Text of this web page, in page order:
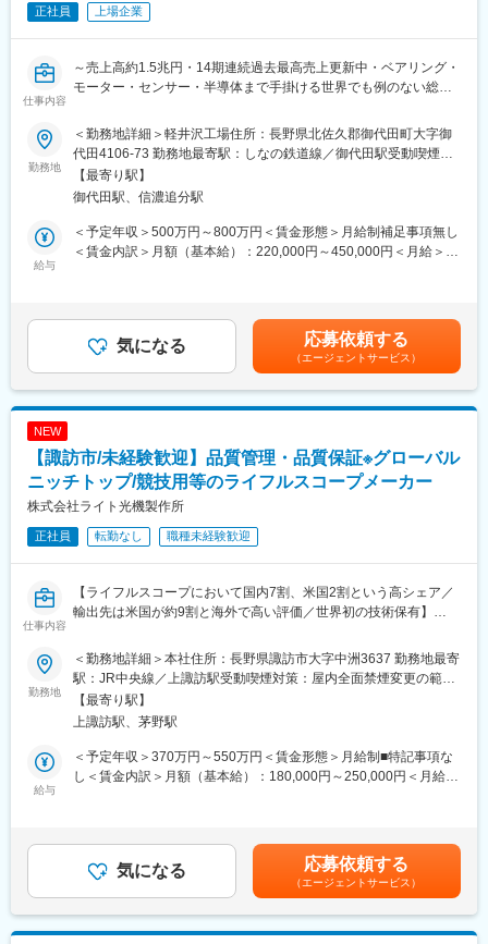
■当社の特徴
使われる)分野で、世界の70%のシェアを誇ります。
◇1998年には従来品との比較で、電機抵抗値を3分の1以下に低減
す。
■扱うサービス
産業機器・自動車・情報機器・医療・宇宙開発事業向けのアルミ
電解コンデンサやスイッチング電源ユニットなど
■組織構成
■教育体制
各種階層別研修やOJT、通信教育補助、語学研修など充実した育
■想定されるキャリアパス
品質保証の専門性を高めるだけでなく、開発や生産管理、グロー
正社員 上場企業
仕事内容
～売上高約1.5兆円・14期連続過去最高売上更新中・ベアリング・
モーター・センサー・半導体まで手掛ける世界でも例のない総合
◆概要：
あなたの経験・スキルに合わせて最適なポジション（部署・業
務）をマッチングさせて頂きます。詳細については面接等の選考
を通じてお伝えしていきます。尚、ご経験に応じて幅広い部門で
選考させて頂きます
・ベアリング工場全体の品質、工程管理の改善業務の推進
・各工場の管理状況の把握と改善のアドバイス、問題工程の指
摘、ベストプラクティスの横展開の推進など
・海外出張を含む、現地での改善指導
◆軽井沢工場について：
モーターなどのマザー工場として、海外の関連部門工場を支援す
ミニチュアボールベアリングは世界No.1のシェアを有する製品で
す。
◆同社の特徴・魅力：～世界最強の「相合」精密部品メーカーへ
～
＜積極的な事業展開＞売上高は、14期連続で過去最高売上を更新
中です。
合」ではなく、「相い合わせる」ことを重視し、自社保有技術を
融合・活用して製品を新たに創出・進化させています。2017年に
類をみない幅広い事業ポートフォリオを構築しています。
＜海外（グローバル）展開＞同社は世界27ヶ国83製造拠点／80営
業拠点を展開しています。グループ全体の売上高に占める海外売
勤務地
＜勤務地詳細＞軽井沢工場住所：長野県北佐久郡御代田町大字御
代田4106-73 勤務地最寄駅：しなの鉄道線／御代田駅受動喫煙対
策：屋内全面禁煙
【最寄り駅】
御代田駅、信濃追分駅
給与
＜予定年収＞500万円～800万円＜賃金形態＞月給制補足事項無し
＜賃金内訳＞月額（基本給）：220,000円～450,000円＜月給＞
あくまでも目安の金額であり、選考を通じて上下する可能性があ
ります。月給(月額)は固定手当を含めた表記です。
気になる 応募依頼する
（エージェントサービス）
NEW
【諏訪市/未経験歓迎】品質管理・品質保証※グローバル
ニッチトップ/競技用等のライフルスコープメーカー
株式会社ライト光機製作所
正社員 転勤なし 職種未経験歓迎
仕事内容
【ライフルスコープにおいて国内7割、米国2割という高シェア／
輸出先は米国が約9割と海外で高い評価／世界初の技術保有】
同社のライフルスコープは軍事用ではなく、競技用の製品の為、
野鳥愛好家等に愛用されています。銃規制がされていない欧米等
世界を舞台にビジネスを展開しているグローバル企業で、ニッチ
市場且つ利益率が高い為安定しています。
【職務概要】
ライフルスコープ・双眼鏡製造における、品質保証業務のポジシ
また当社では全社的に改善活動（QC活動）を行っており、その事
務局としての役割もあります。具体的には、以下業務を担当いた
勤務地
＜勤務地詳細＞本社住所：長野県諏訪市大字中洲3637 勤務地最寄
駅：JR中央線／上諏訪駅受動喫煙対策：屋内全面禁煙変更の範
囲：会社の定める事業所
【最寄り駅】
上諏訪駅、茅野駅
給与
＜予定年収＞370万円～550万円＜賃金形態＞月給制■特記事項な
し＜賃金内訳＞月額（基本給）：180,000円～250,000円＜月給＞
回（4月） ■賞与：年2回（7月、12月）※前年度賞与：4.3か月賃
金はあくまでも目安の金額であり、選考を通じて上下する可能性
があります。月給(月額)は固定手当を含めた表記です。
気になる 応募依頼する
（エージェントサービス）